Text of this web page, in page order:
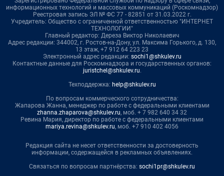
информационных технологий и массовых коммуникаций (Роскомнадзор)
Реестровая запись ЭЛ № ФС 77 - 82851 от 31.03.2022 г.
Учредитель: Общество с ограниченной ответственностью "ИНТЕРНЕТ
ТЕХНОЛОГИИ"
Главный редактор: Дереза Виктор Николаевич
Адрес редакции: 344002, г. Ростов-на-Дону, ул. Максима Горького, д. 130,
13 этаж, +7 912 64 223 23
Электронный адрес редакции: sochi1@shkulev.ru
Контактные данные для Роскомнадзора и государственных органов:
juristchel@shkulev.ru.
Техподдержка: help@shkulev.ru
По вопросам коммерческого сотрудничества:
Жапарова Жанна, менеджер по работе с федеральными клиентами
zhanna.zhaparova@shkulev.ru, моб. + 7 982 640 34 32
Ревина Мария, директор по работе с федеральными клиентами
mariya.revina@shkulev.ru, моб. +7 910 402 4056
Редакция сайта не несет ответственности за достоверность
информации, содержащейся в рекламных объявлениях.
Связаться по вопросам партнёрства: sochi1pr@shkulev.ru